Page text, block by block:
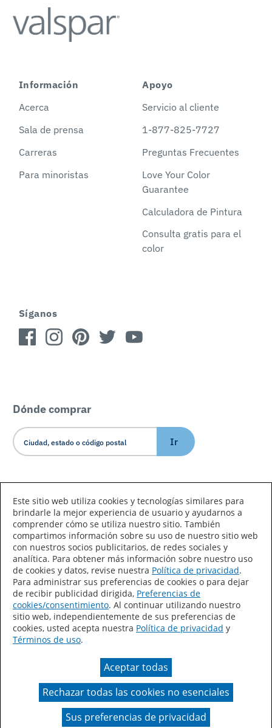
Información
Acerca
Sala de prensa
Carreras
Para minoristas
Apoyo
Servicio al cliente
1-877-825-7727
Preguntas Frecuentes
Love Your Color
Guarantee
Calculadora de Pintura
Consulta gratis para el
color
Síganos
Dónde comprar
Ir
Declaración de accesibilidad
Mapa del sitio
Términos de uso
Privacidad
Sus preferencias de privacidad
Ley de Cadenas de Suministro de California
Un color real puede variar en comparación con la
presentación en pantalla.
Este sitio web utiliza cookies y tecnologías similares para
brindarle la mejor experiencia de usuario y ayudarnos a
comprender cómo se utiliza nuestro sitio. También
compartimos información sobre su uso de nuestro sitio web
con nuestros socios publicitarios, de redes sociales y
analítica. Para obtener más información sobre nuestro uso
de cookies y datos, revise nuestra Política de privacidad.
Para administrar sus preferencias de cookies o para dejar
de recibir publicidad dirigida, Preferencias de
cookies/consentimiento. Al continuar utilizando nuestro
sitio web, independientemente de sus preferencias de
cookies, usted acepta nuestra Política de privacidad y
Términos de uso.
Aceptar todas
Rechazar todas las cookies no esenciales
Sus preferencias de privacidad